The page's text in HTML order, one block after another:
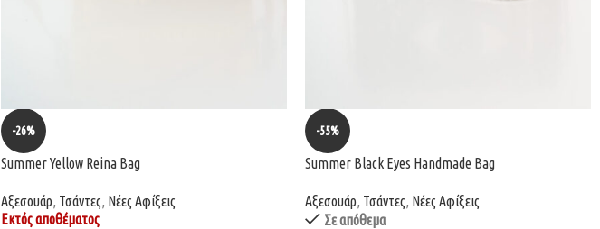
-26%
Summer Yellow Reina Bag
Αξεσουάρ, Τσάντες, Νέες Αφίξεις
Εκτός αποθέματος
-55%
Summer Black Eyes Handmade Bag
Αξεσουάρ, Τσάντες, Νέες Αφίξεις
Σε απόθεμα